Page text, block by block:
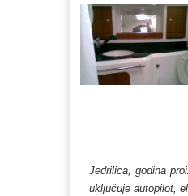
Jedrilica, godina
uključuje autopilot,